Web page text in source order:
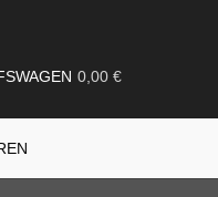
0,00 €